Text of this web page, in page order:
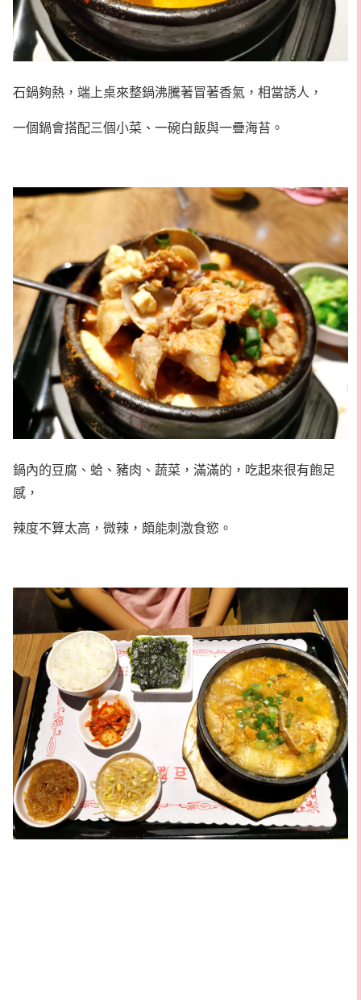
石鍋夠熱，端上桌來整鍋沸騰著冒著香氣，相當誘人，
一個鍋會搭配三個小菜、一碗白飯與一疊海苔。
鍋內的豆腐、蛤、豬肉、蔬菜，滿滿的，吃起來很有飽足
感，
辣度不算太高，微辣，頗能刺激食慾。